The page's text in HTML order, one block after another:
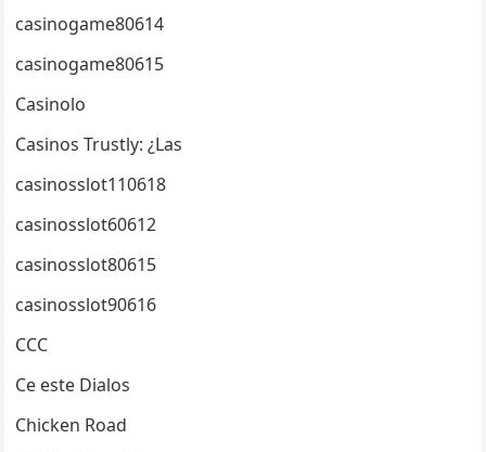
casinogame80614
casinogame80615
Casinolo
Casinos Trustly: ¿Las
casinosslot110618
casinosslot60612
casinosslot80615
casinosslot90616
CCC
Ce este Dialos
Chicken Road